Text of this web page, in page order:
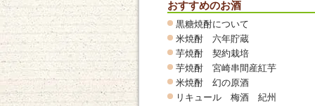
おすすめのお酒
黒糖焼酎について
米焼酎 六年貯蔵
芋焼酎 契約栽培
芋焼酎 宮崎串間産紅芋
米焼酎 幻の原酒
リキュール 梅酒 紀州